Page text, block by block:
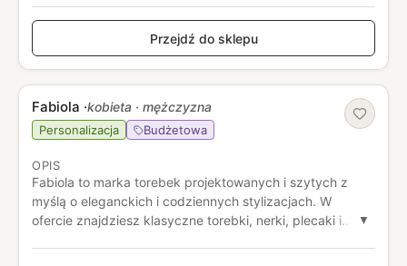
Przejdź do sklepu
Fabiola ·kobieta · mężczyzna
Personalizacja Budżetowa
OPIS
Fabiola to marka torebek projektowanych i szytych z
myślą o eleganckich i codziennych stylizacjach. W
ofercie znajdziesz klasyczne torebki, nerki, plecaki i
▼